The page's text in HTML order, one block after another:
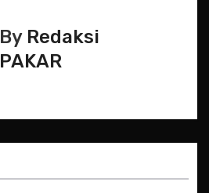
By Redaksi
PAKAR